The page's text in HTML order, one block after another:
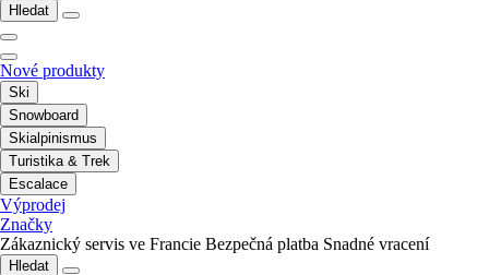
Hledat
Nové produkty
Ski
Snowboard
Skialpinismus
Turistika & Trek
Escalace
Výprodej
Značky
Zákaznický servis ve Francie Bezpečná platba Snadné vracení
Hledat